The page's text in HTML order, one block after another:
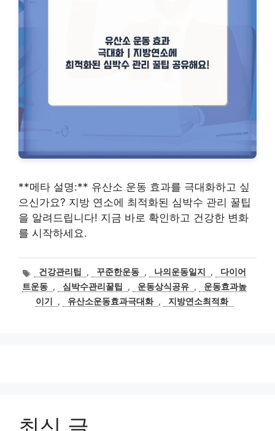
**메타 설명:** 유산소 운동 효과를 극대화하고 싶
으신가요? 지방 연소에 최적화된 심박수 관리 꿀팁
을 알려드립니다! 지금 바로 확인하고 건강한 변화
를 시작하세요.
태
그
건강관리팁 , 꾸준한운동 , 나의운동일지 ,
다이어
트운동 , 심박수관리꿀팁 , 운동상식공유 ,
운동효과높
이기
, 유산소운동효과극대화 , 지방연소최적화